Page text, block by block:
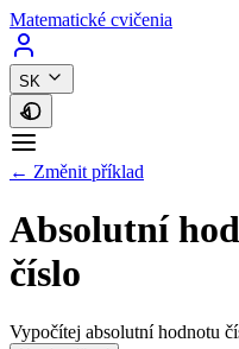
Matematické cvičenia
SK
← Změnit příklad
Absolutní
číslo
Vypočítej absolutní hodnotu